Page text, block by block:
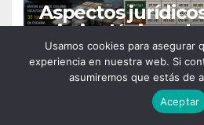
Aspectos
criminológicos
lucha contra el
en el sur de
27 MAYO, 2026
Usamos cookies para asegurar
experiencia en nuestra web. Si
asumiremos que estás de
Aceptar